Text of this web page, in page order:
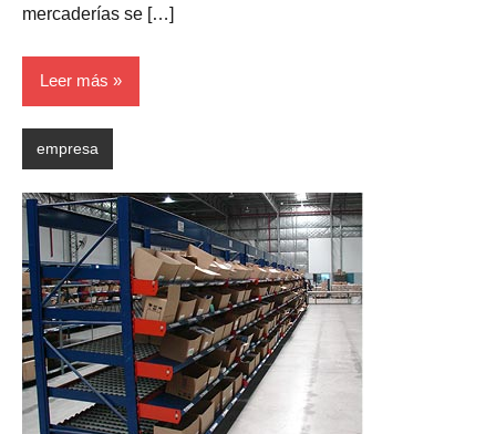
mercaderías se […]
Leer más
empresa